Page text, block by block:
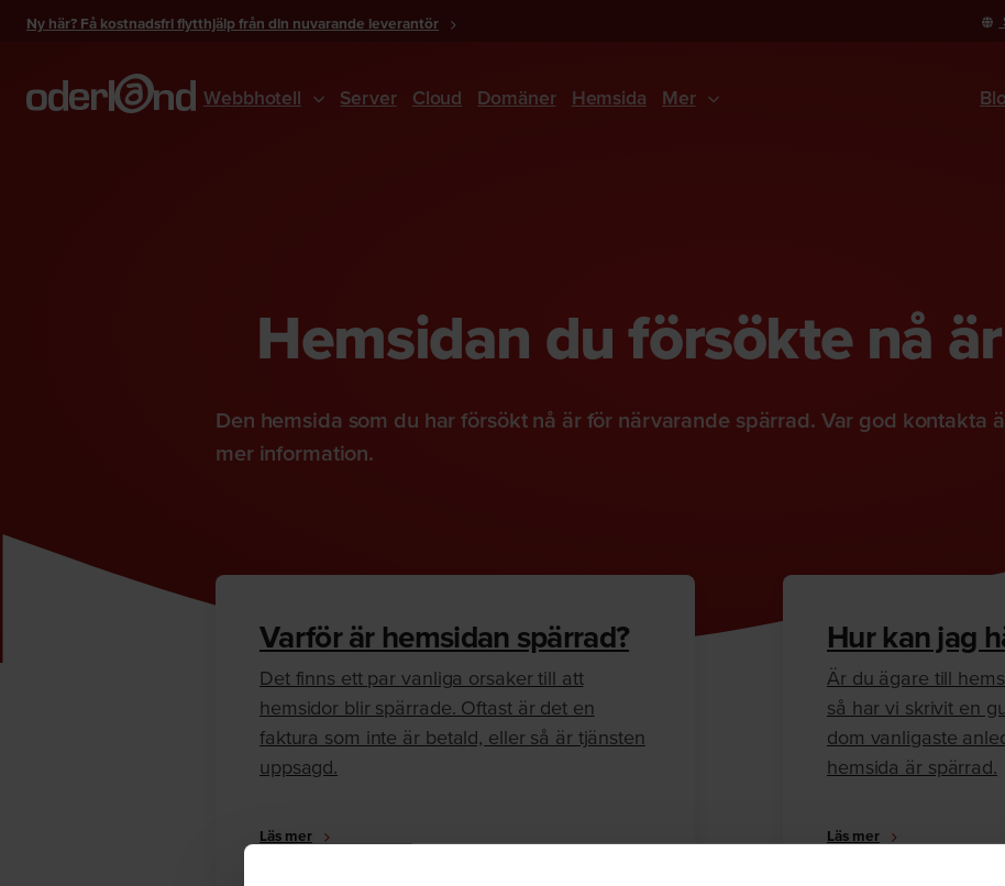
Ny här? Få kostnadsfri flytthjälp från din nuvarande leverantör
Webbhotell Server Cloud Domäner Hemsida Mer
Hemsidan du försökte nå
Den hemsida som du har försökt nå är för närvarande spärrad. Var god kontakta
mer information.
Varför är hemsidan spärrad?
Det finns ett par vanliga orsaker till att
hemsidor blir spärrade. Oftast är det en
faktura som inte är betald, eller så är tjänsten
uppsagd.
Läs mer
Hur kan jag
Är du ägare till
så har vi skrivit en
dom vanligaste
hemsida är spärrad.
Läs mer